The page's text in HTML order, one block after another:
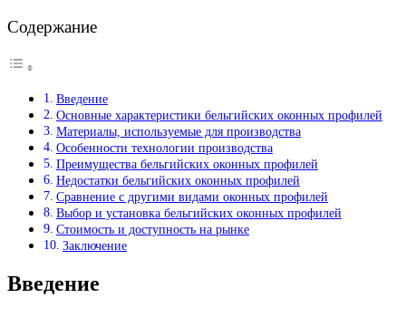
Содержание
Введение
Основные характеристики бельгийских оконных профилей
Материалы, используемые для производства
Особенности технологии производства
Преимущества бельгийских оконных профилей
Недостатки бельгийских оконных профилей
Сравнение с другими видами оконных профилей
Выбор и установка бельгийских оконных профилей
Стоимость и доступность на рынке
Заключение
Введение